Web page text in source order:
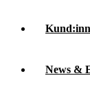
News &